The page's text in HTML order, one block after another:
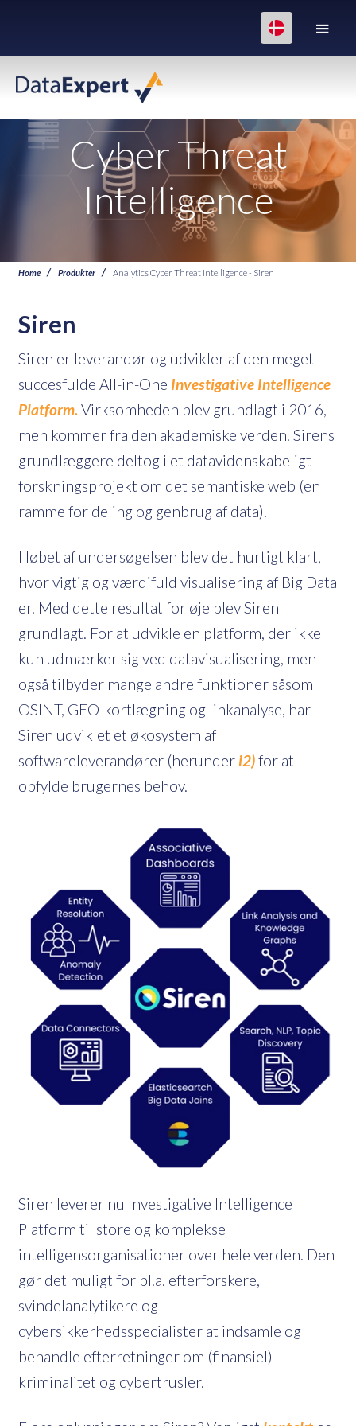
Cyber Threat
Intelligence
Home Produkter Analytics Cyber Threat Intelligence - Siren
Siren
Siren er leverandør og udvikler af den meget
succesfulde All-in-One Investigative Intelligence
Platform.Virksomheden blev grundlagt i 2016,
men kommer fra den akademiske verden. Sirens
grundlæggere deltog i et datavidenskabeligt
forskningsprojekt om det semantiske web (en
ramme for deling og genbrug af data).
I løbet af undersøgelsen blev det hurtigt klart,
hvor vigtig og værdifuld visualisering af Big Data
er. Med dette resultat for øje blev Siren
grundlagt. For at udvikle en platform, der ikke
kun udmærker sig ved datavisualisering, men
også tilbyder mange andre funktioner såsom
OSINT, GEO-kortlægning og linkanalyse, har
Siren udviklet et økosystem af
softwareleverandører (herunderi2)for at
opfylde brugernes behov.
Siren leverer nu Investigative Intelligence
Platform til store og komplekse
intelligensorganisationer over hele verden. Den
gør det muligt for bl.a. efterforskere,
svindelanalytikere og
cybersikkerhedsspecialister at indsamle og
behandle efterretninger om (finansiel)
kriminalitet og cybertrusler.